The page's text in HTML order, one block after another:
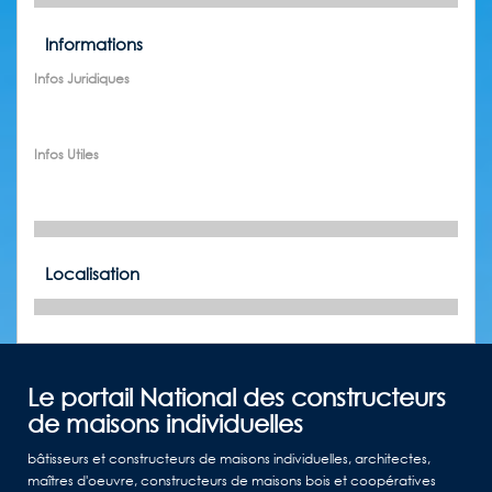
Informations
Infos Juridiques
Infos Utiles
Localisation
Le portail National des constructeurs
de maisons individuelles
bâtisseurs et constructeurs de maisons individuelles, architectes,
maîtres d'oeuvre, constructeurs de maisons bois et coopératives